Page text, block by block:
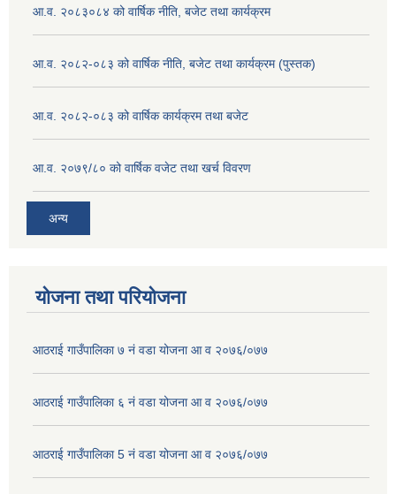
आ.व. २०८३०८४ को वार्षिक नीति, बजेट तथा कार्यक्रम
आ.व. २०८२-०८३ को वार्षिक नीति, बजेट तथा कार्यक्रम (पुस्तक)
आ.व. २०८२-०८३ को वार्षिक कार्यक्रम तथा बजेट
आ.व. २०७९/८० को वार्षिक वजेट तथा खर्च विवरण
अन्य
योजना तथा परियोजना
आठराई गाउँपालिका ७ नं वडा योजना आ व २०७६/०७७
आठराई गाउँपालिका ६ नं वडा योजना आ व २०७६/०७७
आठराई गाउँपालिका 5 नं वडा योजना आ व २०७६/०७७